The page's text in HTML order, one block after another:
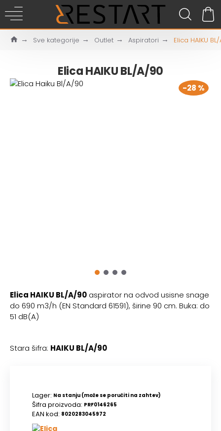
Sve kategorije Outlet Aspiratori Elica HAIKU
Elica HAIKU BL/A/90
-28 %
Elica HAIKU BL/A/90 aspirator na odvod usisne snage
do 690 m3/h (EN Standard 61591), širine 90 cm. Buka: do
51 dB(A)
Stara šifra: HAIKU BL/A/90
Lager: Na stanju (može se poručiti na zahtev)
Šifra proizvoda: PRF0146265
EAN kod: 8020283045972